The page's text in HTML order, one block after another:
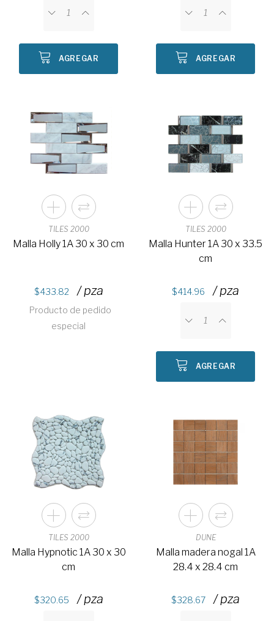
AGREGAR AGREGAR
TILES 2000
Malla Holly 1A 30 x 30 cm
433.82 / pza
Producto de pedido
especial
TILES 2000
Malla Hunter 1A 30 x 33.5
cm
414.96 / pza
AGREGAR
TILES 2000
Malla Hypnotic 1A 30 x 30
cm
320.65 / pza
DUNE
Malla madera nogal 1A
28.4 x 28.4 cm
328.67 / pza